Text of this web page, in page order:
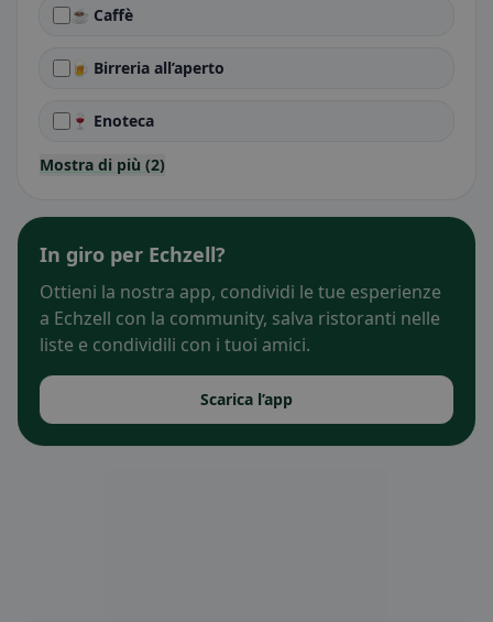
☕ Caffè
🍺 Birreria all’aperto
🍷 Enoteca
Mostra di più (2)
In giro per Echzell?
Ottieni la nostra app, condividi le tue esperienze
a Echzell con la community, salva ristoranti nelle
liste e condividili con i tuoi amici.
Scarica l’app